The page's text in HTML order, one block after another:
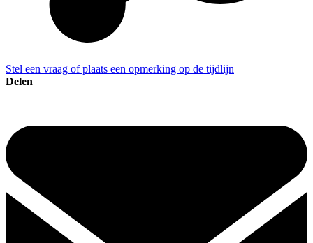
Stel een vraag of plaats een opmerking op de tijdlijn
Delen